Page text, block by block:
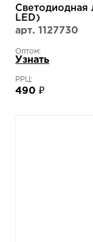
Светодиодная
LED)
арт. 1127730
Оптом:
Узнать
РРЦ:
490 ₽